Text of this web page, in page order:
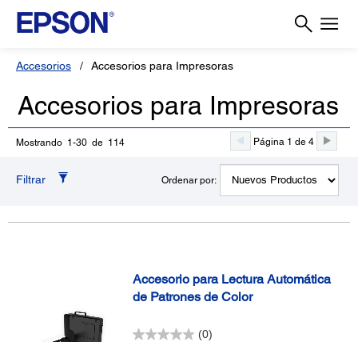
Accesorios Accesorios para Impresoras
Accesorios para Impresoras
Mostrando 1-30 de 114 Página 1 de 4
Filtrar Ordenar por:
Accesorio para Lectura Automática
de Patrones de Color
(0)